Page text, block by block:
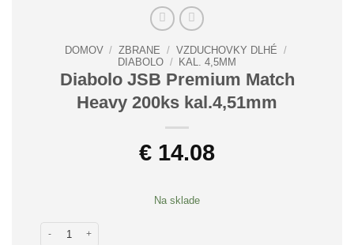
DOMOV / ZBRANE / VZDUCHOVKY DLHÉ /
DIABOLO / KAL. 4,5MM
Diabolo JSB Premium Match
Heavy 200ks kal.4,51mm
€ 14.08
Na sklade
množstvo Diabolo JSB Premium Match Heavy 200ks kal.4,51mm